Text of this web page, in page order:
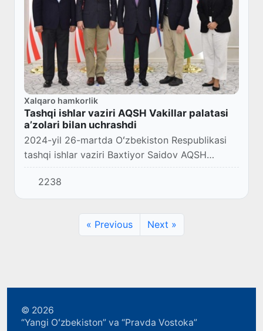
Xalqaro hamkorlik
Tashqi ishlar vaziri AQSH Vakillar palatasi
aʼzolari bilan uchrashdi
2024-yil 26-martda Oʻzbekiston Respublikasi
tashqi ishlar vaziri Baxtiyor Saidov AQSH
Vakillar palatasi aʼzolari – Mayk Rojers, Adam
Smit, Salud Karbaxal va Veronika Eskobar
bilan...
2238
« Previous Next »
© 2026
“Yangi Oʻzbekiston” va “Pravda Vostoka”